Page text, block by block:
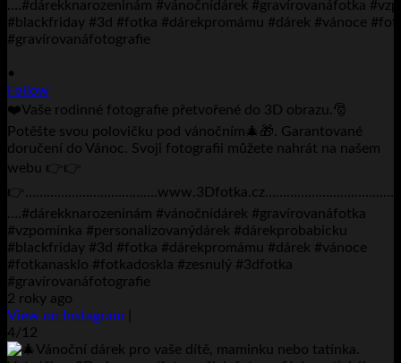
•
Follow
❤️Vaše rodinné fotografie přetvořené do 3D obrazu.🎅
Potěšte svou polovičku pod vánočním🎄🎁. Garantované
doručení do Vánoc. Svoji fotografii můžete nahrát na našem
webu 👉👉
….#dárekknarozeninám #vánočnídárek #gravírovanáfotka
#vzpomínka #personalizovanýdárek #dárekprobabicku
#blackfriday #3d #fotka #dárekpromámu #dárek #vánoce
#fotkanasklo #fotkadoskla #zesnulý #3dfotka
#gravírovanáfotografie
2 roky ago
View on Instagram
4/12